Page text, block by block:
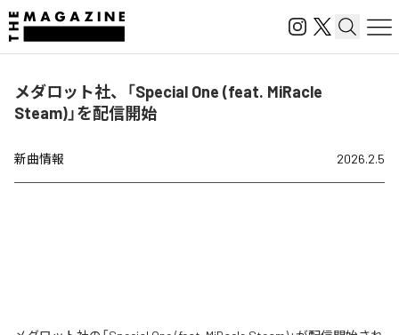
メダロット社、「Special One (feat. MiRacle
Steam)」を配信開始
新曲情報 2026.2.5